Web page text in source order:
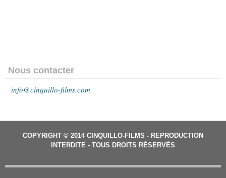
Nous contacter
info@cinquillo-films.com
COPYRIGHT © 2014 CINQUILLO-FILMS - REPRODUCTION
INTERDITE - TOUS DROITS RÉSERVÉS